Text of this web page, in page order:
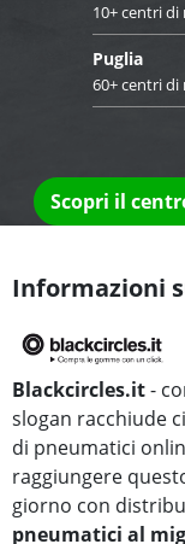
10+ centri
Puglia
60+ centri
Scopri il
Informazioni
Blackcircles.it-
slogan racchiude
di pneumatici
raggiungere
giorno con
pneumatici al